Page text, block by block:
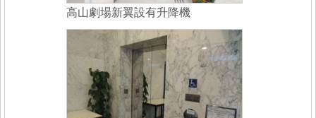
高山劇場新翼設有升降機